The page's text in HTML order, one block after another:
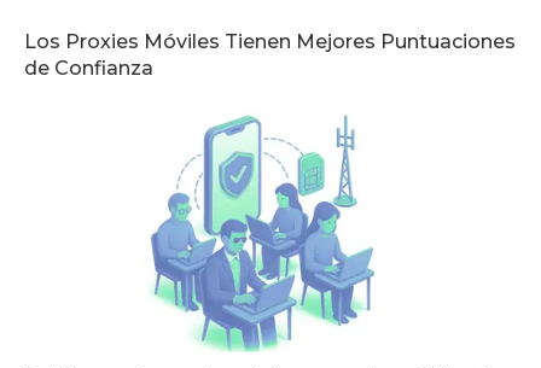
Los Proxies Móviles Tienen Mejores Puntuaciones
de Confianza